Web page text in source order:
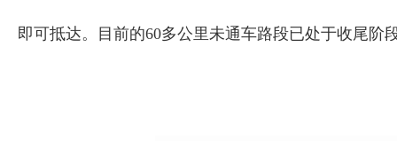
即可抵达。目前的60多公里未通车路段已处于收尾阶